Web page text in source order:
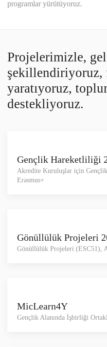
programlar yürütüyoruz.
Projelerimizle,
şekillendiriyoruz,
yaratıyoruz,
destekliyoruz.
Gençlik Hareketliliği
Akredite Kuruluşlar için
Erasmus+
Gönüllülük Projeleri
Gönüllülük Projeleri (ESC51),
MicLearn4Y
Gençlik Alanında İşbirliği